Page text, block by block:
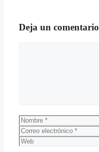
Deja un comentario
Nombre
Correo
electrónico
Web